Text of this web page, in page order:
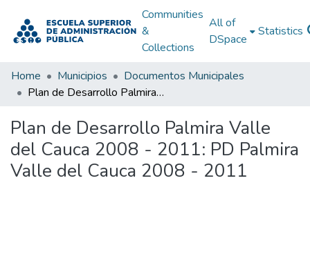
Communities
&
Collections
All of
DSpace
Statistics
Home Municipios
Documentos Municipales
Plan de Desarrollo Palmira Valle del Cauca 2008 - 2011: PD Palmira Valle del Cauca 2008 - 2011
Plan de Desarrollo Palmira Valle
del Cauca 2008 - 2011: PD Palmira
Valle del Cauca 2008 - 2011